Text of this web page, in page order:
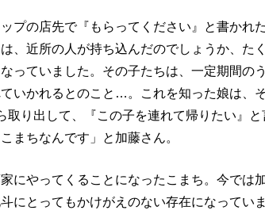
ップの店先で『もらってください』と書かれ
、近所の人が持ち込んだのでしょうか、た
っていました。その子たちは、一定期間の
いかれるとのこと…。これを知った娘は、
取り出して、『この子を連れて帰りたい』と
まちなんです」と加藤さん。
にやってくることになったこまち。今では
にとってもかけがえのない存在になっていま